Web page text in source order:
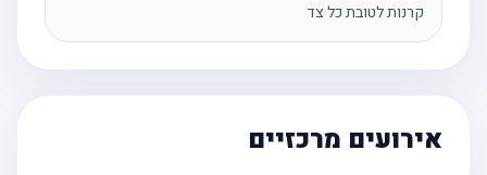
קרנות לטובת כל צד
אירועים מרכזיים